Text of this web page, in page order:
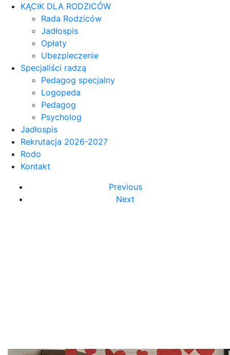
KĄCIK DLA RODZICÓW
Rada Rodziców
Jadłospis
Opłaty
Ubezpieczenie
Specjaliści radzą
Pedagog specjalny
Logopeda
Pedagog
Psycholog
Jadłospis
Rekrutacja 2026-2027
Rodo
Kontakt
Previous
Next